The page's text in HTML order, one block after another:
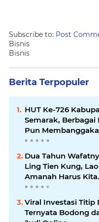
Subscribe to: Post
Bisnis
Bisnis
Berita Terpopuler
HUT Ke-726
Semarak, Berbagai
Pun
Dua Tahun
Ling Tien Kung, Lao
Amanah Harus Kita
Laksanakan!
Viral Investasi Titip
Ternyata Bodong